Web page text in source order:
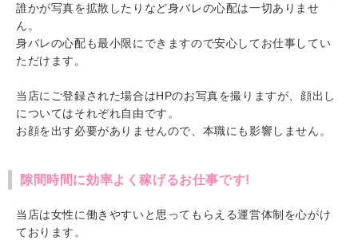
誰かが写真を拡散したりなど身バレの心配は一切ありませ
ん。
身バレの心配も最小限にできますので安心してお仕事してい
ただけます。
当店にご登録された場合はHPのお写真を撮りますが、顔出し
についてはそれぞれ自由です。
お顔を出す必要がありませんので、本職にも影響しません。
隙間時間に効率よく稼げるお仕事です!
当店は女性に働きやすいと思ってもらえる運営体制を心がけ
ております。